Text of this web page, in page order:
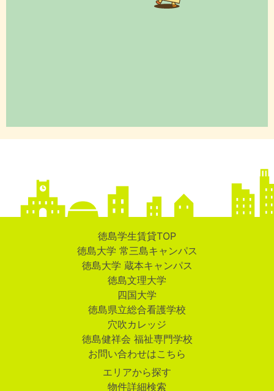
徳島学生賃貸TOP
徳島大学 常三島キャンパス
徳島大学 蔵本キャンパス
徳島文理大学
四国大学
徳島県立総合看護学校
穴吹カレッジ
徳島健祥会 福祉専門学校
お問い合わせはこちら
エリアから探す
物件詳細検索